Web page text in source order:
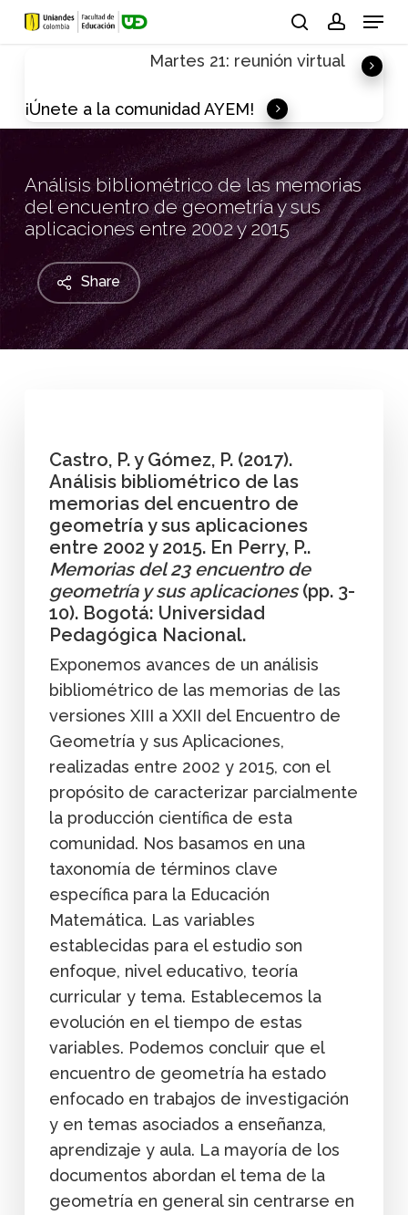
Skip
Menu
Martes 21: reunión virtual
¡Únete a la comunidad AYEM!
Análisis bibliométrico de las memorias
del encuentro de geometría y sus
aplicaciones entre 2002 y 2015
Share
Castro, P. y Gómez, P. (2017).
Análisis bibliométrico de las
memorias del encuentro de
geometría y sus aplicaciones
entre 2002 y 2015. En Perry, P..
Memorias del 23 encuentro de
geometría y sus aplicaciones(pp. 3-
10). Bogotá: Universidad
Pedagógica Nacional.
Exponemos avances de un análisis
bibliométrico de las memorias de las
versiones XIII a XXII del Encuentro de
Geometría y sus Aplicaciones,
realizadas entre 2002 y 2015, con el
propósito de caracterizar parcialmente
la producción científica de esta
comunidad. Nos basamos en una
taxonomía de términos clave
específica para la Educación
Matemática. Las variables
establecidas para el estudio son
enfoque, nivel educativo, teoría
curricular y tema. Establecemos la
evolución en el tiempo de estas
variables. Podemos concluir que el
encuentro de geometría ha estado
enfocado en trabajos de investigación
y en temas asociados a enseñanza,
aprendizaje y aula. La mayoría de los
documentos abordan el tema de la
geometría en general sin centrarse en